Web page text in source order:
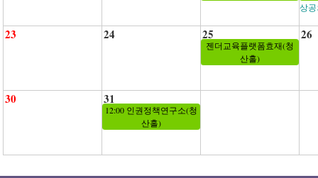
상
23 24 25
젠더교육플랫폼효재(청
산홀)
26
30 31
12:00 인권정책연구소(청
산홀)